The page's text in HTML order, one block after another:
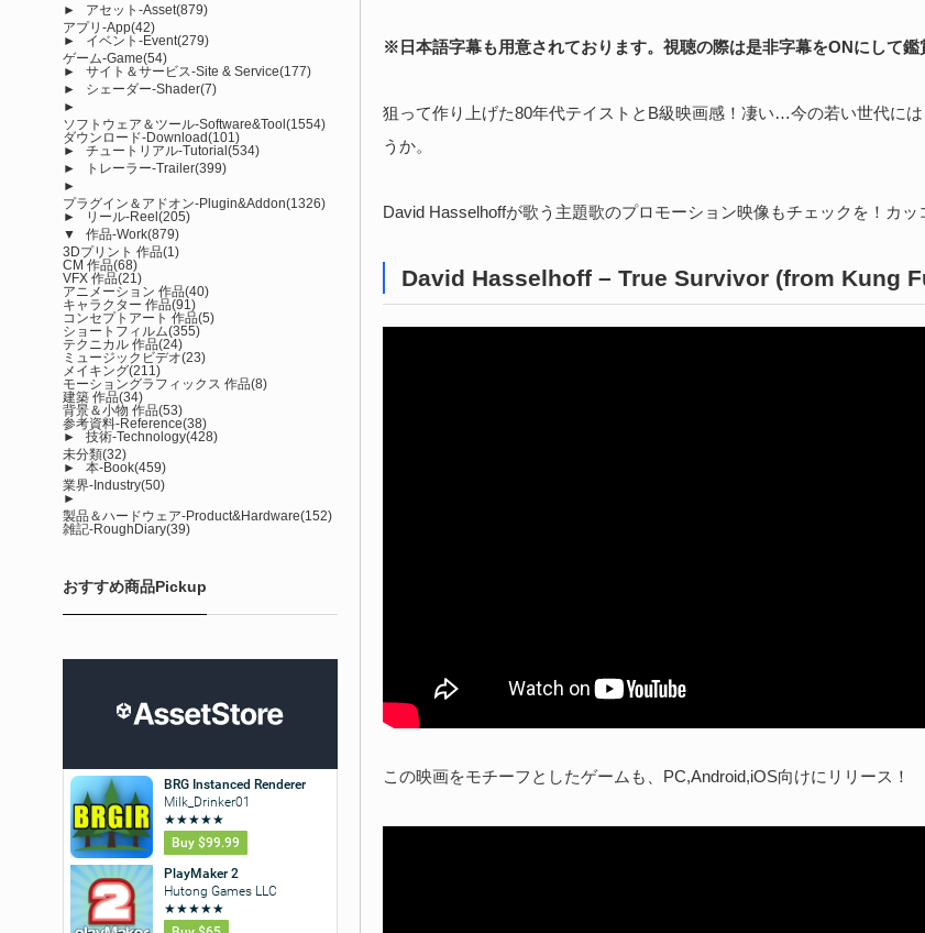
※日本語字幕も用意されております。視聴の際は是非字幕をONにして鑑
狙って作り上げた80年代テイストとB級映画感！凄い…今の若い世代に
うか。
David Hasselhoffが歌う主題歌のプロモーション映像もチェックを！カッ
David Hasselhoff – True Survivor (from Kung
この映画をモチーフとしたゲームも、PC,Android,iOS向けにリリース！
► アセット-Asset(879)
アプリ-App(42)
►
イベント-Event(279)
ゲーム-Game(54)
►
サイト＆サービス-Site & Service(177)
►
シェーダー-Shader(7)
►
ソフトウェア＆ツール-Software&Tool(1554)
ダウンロード-Download(101)
►
チュートリアル-Tutorial(534)
►
トレーラー-Trailer(399)
►
プラグイン＆アドオン-Plugin&Addon(1326)
►
リール-Reel(205)
▼
作品-Work(879)
3Dプリント 作品(1)
CM 作品(68)
VFX 作品(21)
アニメーション 作品(40)
キャラクター 作品(91)
コンセプトアート 作品(5)
ショートフィルム(355)
テクニカル 作品(24)
ミュージックビデオ(23)
メイキング(211)
モーショングラフィックス 作品(8)
建築 作品(34)
背景＆小物 作品(53)
参考資料-Reference(38)
►
技術-Technology(428)
未分類(32)
►
本-Book(459)
業界-Industry(50)
►
製品＆ハードウェア-Product&Hardware(152)
雑記-RoughDiary(39)
おすすめ商品Pickup